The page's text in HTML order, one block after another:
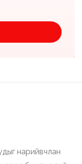
нарийвчлан